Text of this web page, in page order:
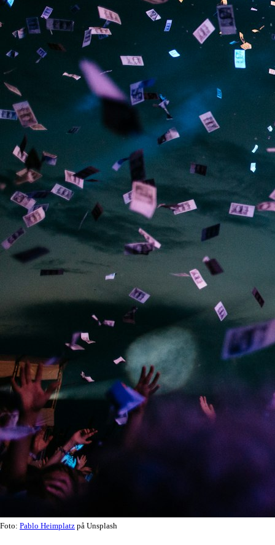
Foto: Pablo Heimplatz på Unsplash